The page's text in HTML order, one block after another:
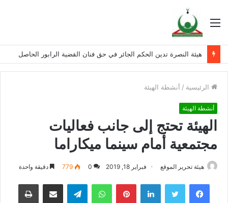
القائمة
هيئة النصرة تدين الحكم الجائر في حق فنان القضية الرابور الحاصل
الرئيسية / أنشطة الهيئة
أنشطة الهيئة
الهيئة تحتج إلى جانب فعاليات
مجتمعية أمام سينما ميكاراما
هيئة تحرير الموقع فبراير 18, 2019 0
779 دقيقة واحدة
فيسبوك تويتر لينكدإن بينتيريستواتساب تيلقرام مشاركة عبر البريد طباعة